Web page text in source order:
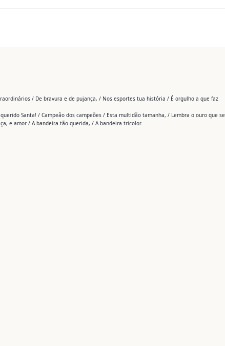
/ De bravura e de pujança, / Nos esportes tua história / É orgulho a que faz
Santa! / Campeão dos campeões / Esta multidão tamanha, / Lembra o ouro que se
e amor / A bandeira tão querida, / A bandeira tricolor.